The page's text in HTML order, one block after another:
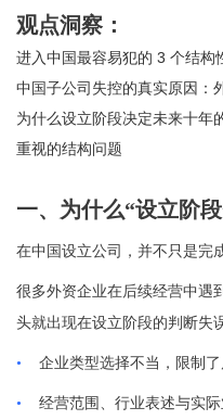
观点洞察：
进入中国最容易犯的 3 个结构
中国子公司失控的真实原因：
为什么设立阶段决定未来十年
重视的结构问题
一、为什么“设立阶
在中国设立公司，并不只是完
很多外资企业在后续经营中遇
头就出现在设立阶段的判断失
• 企业类型选择不当，限制
• 经营范围、行业表述与实